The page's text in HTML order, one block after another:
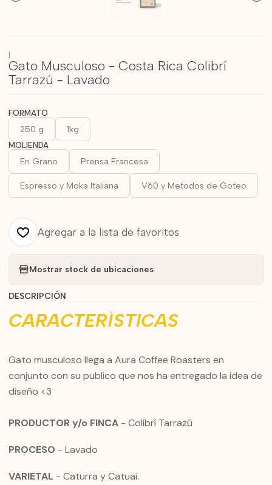
|
Gato Musculoso - Costa Rica Colibrí
Tarrazú - Lavado
FORMATO
250 g 1kg
MOLIENDA
En Grano Prensa Francesa
Espresso y Moka Italiana V60 y Metodos de Goteo
Agregar a la lista de favoritos
Mostrar stock de ubicaciones
DESCRIPCIÓN
CARACTERÍSTICAS
Gato musculoso llega a Aura Coffee Roasters en
conjunto con su publico que nos ha entregado la idea de
diseño <3
PRODUCTOR y/o FINCA - Colibrí Tarrazú
PROCESO - Lavado
VARIETAL - Caturra y Catuai.